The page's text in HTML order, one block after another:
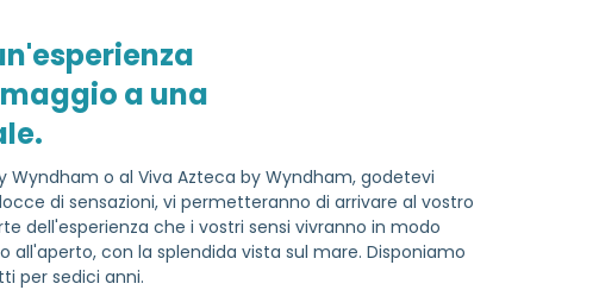
a una
o al Viva Azteca by Wyndham, godetevi
di sensazioni, vi permetteranno di arrivare al vostro
dell'esperienza che i vostri sensi vivranno in modo
con la splendida vista sul mare. Disponiamo
per sedici anni.